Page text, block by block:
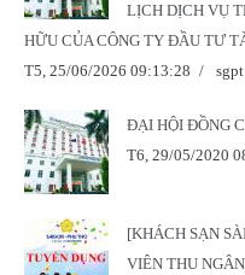
LỊCH DỊCH VỤ
HỮU CỦA CÔNG TY ĐẦU TƯ
T5, 25/06/2026 09:13:28 / sgpt
ĐẠI HỘI ĐỒNG
T6, 29/05/2020
[KHÁCH SẠN
VIÊN THU NGÂN